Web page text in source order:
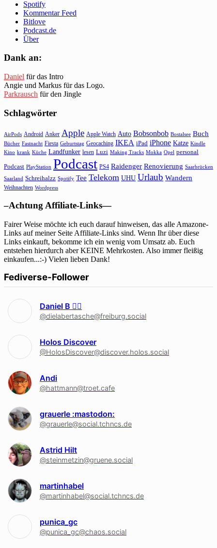
Spotify
Kommentar Feed
Bitlove
Podcast.de
Über
Dank an:
Daniel für das Intro
Angie und Markus für das Logo.
Parkrausch für den Jingle
Schlagwörter
AirPods Android Anker Apple Apple Watch Auto Bobsonbob Bostalsee Buch
Bücher Fastnacht Fiesta Geburtstag Geocaching IKEA iPad iPhone Katze Kindle
Kino krank Küche Landfunker lesen Luzi Making Tracks Mokka Opel personal
Podcast PlayStation Podcast PS4 Raidenger Renovierung Saarbrücken
Saarland Schreihalzz Spotify Tee Telekom UHU Urlaub Wandern
Weihnachten Wordpress
–Achtung Affiliate-Links—
Fairer Weise möchte ich euch darauf hinweisen, das alle Amazone-
Links auf meiner Seite Affiliate-Links sind. Wenn Ihr über diese
Links einkauft, bekomme ich ein wenig vom Umsatz ab. Euch
entstehen hierdurch aber KEINE Mehrkosten. Also immer fleißig
einkaufen...:-) Vielen lieben Dank!
Fediverse-Follower
Daniel B 🏳‍🌈
@dielabertasche@freiburg.social
Holos Discover
@HolosDiscover@discover.holos.social
Andi
@hattmann@troet.cafe
grauerle :mastodon:
@grauerle@social.tchncs.de
Astrid Hilt
@steinmetzin@gruene.social
martinhabel
@martinhabel@social.tchncs.de
punica_gc
@punica_gc@chaos.social